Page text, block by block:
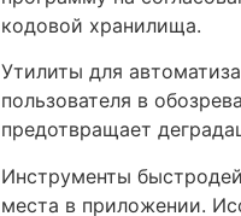
кодовой хранилища.
Утилиты для
пользователя в
предотвращает
Инструменты
места в приложении.